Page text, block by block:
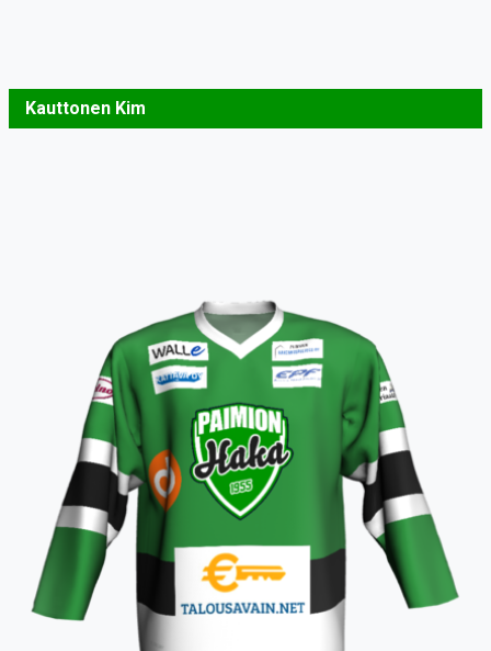
Kauttonen Kim